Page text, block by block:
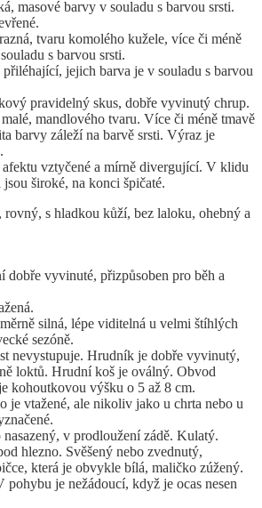
masové barvy v souladu s barvou srsti.
tvaru komolého kužele, více či méně
s barvou srsti.
jejich barva je v souladu s barvou
pravidelný skus, dobře vyvinutý chrup.
mandlového tvaru. Více či méně tmavě
barvy záleží na barvě srsti. Výraz je
vztyčené a mírně divergující. V klidu
široké, na konci špičaté.
s hladkou kůží, bez laloku, ohebný a
vyvinuté, přizpůsoben pro běh a
silná, lépe viditelná u velmi štíhlých
sezóně.
nevystupuje. Hrudník je dobře vyvinutý,
loktů. Hrudní koš je oválný. Obvod
kohoutkovou výšku o 5 až 8 cm.
vtažené, ale nikoliv jako u chrta nebo u
v prodloužení zádě. Kulatý.
hlezno. Svěšený nebo zvednutý,
která je obvykle bílá, maličko zúžený.
je nežádoucí, když je ocas nesen